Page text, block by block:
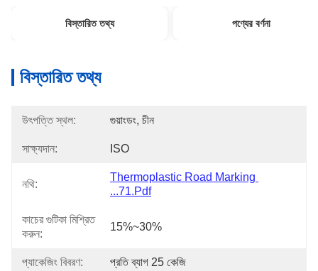
বিস্তারিত তথ্য পণ্যের বর্ণনা
বিস্তারিত তথ্য
উৎপত্তি স্থল: গুয়াংডং, চীন
সাক্ষ্যদান: ISO
নথি:
Thermoplastic Road Marking
...71.pdf
কাচের গুটিকা মিশ্রিত
করুন:
15%~30%
প্যাকেজিং বিবরণ: প্রতি ব্যাগ 25 কেজি